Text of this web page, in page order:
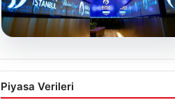
Yatırım araçlarının haftalık
performansı nasıl oldu?
Piyasa Verileri